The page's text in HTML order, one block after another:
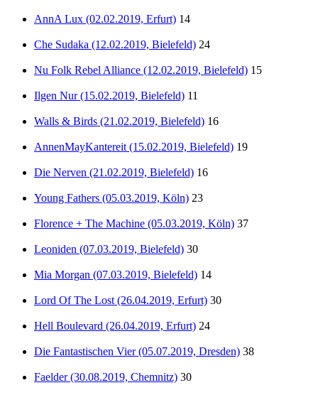
AnnA Lux (02.02.2019, Erfurt) 14
Che Sudaka (12.02.2019, Bielefeld) 24
Nu Folk Rebel Alliance (12.02.2019, Bielefeld) 15
Ilgen Nur (15.02.2019, Bielefeld) 11
Walls & Birds (21.02.2019, Bielefeld) 16
AnnenMayKantereit (15.02.2019, Bielefeld) 19
Die Nerven (21.02.2019, Bielefeld) 16
Young Fathers (05.03.2019, Köln) 23
Florence + The Machine (05.03.2019, Köln) 37
Leoniden (07.03.2019, Bielefeld) 30
Mia Morgan (07.03.2019, Bielefeld) 14
Lord Of The Lost (26.04.2019, Erfurt) 30
Hell Boulevard (26.04.2019, Erfurt) 24
Die Fantastischen Vier (05.07.2019, Dresden) 38
Faelder (30.08.2019, Chemnitz) 30